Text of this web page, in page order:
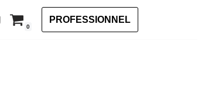
0
PROFESSIONNEL